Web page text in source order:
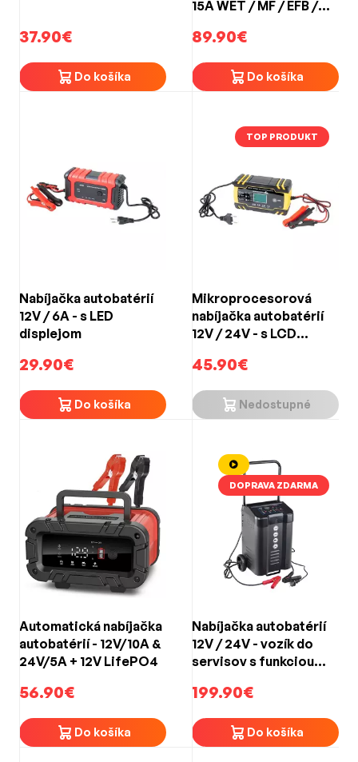
37.90€
Do košíka
15A WET / MF / EFB /
89.90€
Do košíka
Nabíjačka autobatérií
12V / 6A - s LED
displejom
29.90€
Do košíka
TOP PRODUKT
Mikroprocesorová
nabíjačka autobatérií
12V / 24V - s LCD
45.90€
Nedostupné
Automatická nabíjačka
autobatérií - 12V/10A &
24V/5A + 12V LifePO4
56.90€
Do košíka
DOPRAVA ZDARMA
Nabíjačka autobatérií
12V / 24V - vozík do
servisov s funkciou
12V
199.90€
Do košíka